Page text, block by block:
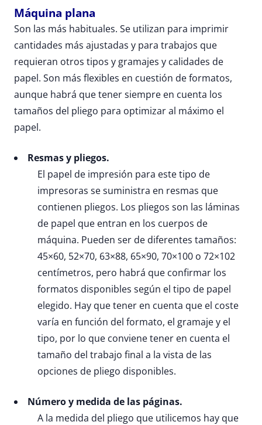
Máquina plana
Son las más habituales. Se utilizan para imprimir
cantidades más ajustadas y para trabajos que
requieran otros tipos y gramajes y calidades de
papel. Son más flexibles en cuestión de formatos,
aunque habrá que tener siempre en cuenta los
tamaños del pliego para optimizar al máximo el
papel.
Resmas y pliegos.
El papel de impresión para este tipo de
impresoras se suministra en resmas que
contienen pliegos. Los pliegos son las láminas
de papel que entran en los cuerpos de
máquina. Pueden ser de diferentes tamaños:
45×60, 52×70, 63×88, 65×90, 70×100 o 72×102
centímetros, pero habrá que confirmar los
formatos disponibles según el tipo de papel
elegido. Hay que tener en cuenta que el coste
varía en función del formato, el gramaje y el
tipo, por lo que conviene tener en cuenta el
tamaño del trabajo final a la vista de las
opciones de pliego disponibles.
Número y medida de las páginas.
A la medida del pliego que utilicemos hay que